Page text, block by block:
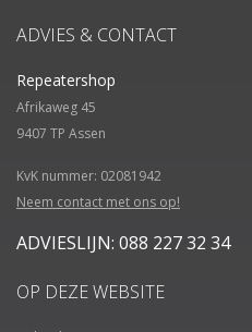
ADVIES & CONTACT
Repeatershop
Afrikaweg 45
9407 TP Assen
KvK nummer: 02081942
Neem contact met ons op!
ADVIESLIJN: 088 227 32 34
OP DEZE WEBSITE